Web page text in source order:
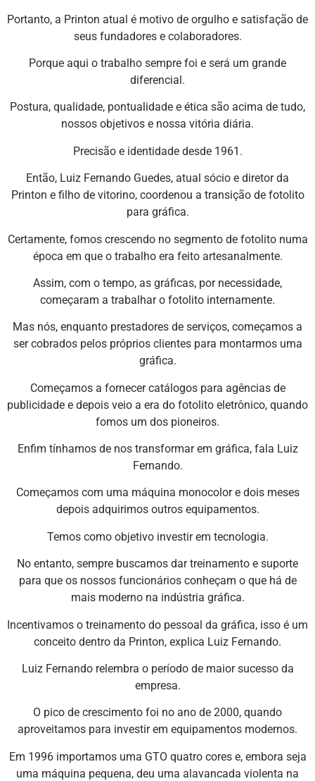
Portanto, a Printon atual é motivo de orgulho e satisfação de
seus fundadores e colaboradores.
Porque aqui o trabalho sempre foi e será um grande
diferencial.
Postura, qualidade, pontualidade e ética são acima de tudo,
nossos objetivos e nossa vitória diária.
Precisão e identidade desde 1961.
Então, Luiz Fernando Guedes, atual sócio e diretor da
Printon e filho de vitorino, coordenou a transição de fotolito
para gráfica.
Certamente, fomos crescendo no segmento de fotolito numa
época em que o trabalho era feito artesanalmente.
Assim, com o tempo, as gráficas, por necessidade,
começaram a trabalhar o fotolito internamente.
Mas nós, enquanto prestadores de serviços, começamos a
ser cobrados pelos próprios clientes para montarmos uma
gráfica.
Começamos a fornecer catálogos para agências de
publicidade e depois veio a era do fotolito eletrônico, quando
fomos um dos pioneiros.
Enfim tínhamos de nos transformar em gráfica, fala Luiz
Fernando.
Começamos com uma máquina monocolor e dois meses
depois adquirimos outros equipamentos.
Temos como objetivo investir em tecnologia.
No entanto, sempre buscamos dar treinamento e suporte
para que os nossos funcionários conheçam o que há de
mais moderno na indústria gráfica.
Incentivamos o treinamento do pessoal da gráfica, isso é um
conceito dentro da Printon, explica Luiz Fernando.
Luiz Fernando relembra o período de maior sucesso da
empresa.
O pico de crescimento foi no ano de 2000, quando
aproveitamos para investir em equipamentos modernos.
Em 1996 importamos uma GTO quatro cores e, embora seja
uma máquina pequena, deu uma alavancada violenta na